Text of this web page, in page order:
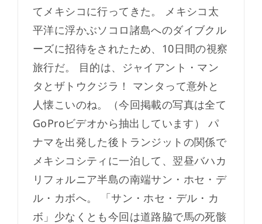
てメキシコに行ってきた。 メキシコ太
平洋に浮かぶソコロ諸島へのダイブクル
ーズに招待をされたため、10日間の視察
旅行だ。 目的は、ジャイアント・マン
タとザトウクジラ！ マンタって意外と
人懐こいのね。（今回掲載の写真は全て
GoProビデオから抽出しています） パ
ナマを出発した後トランジットの関係で
メキシコシティに一泊して、翌昼バハカ
リフォルニア半島の南端サン・ホセ・デ
ル・カボへ。 「サン・ホセ・デル・カ
ボ」少なくとも今回は道路脇で馬の死骸